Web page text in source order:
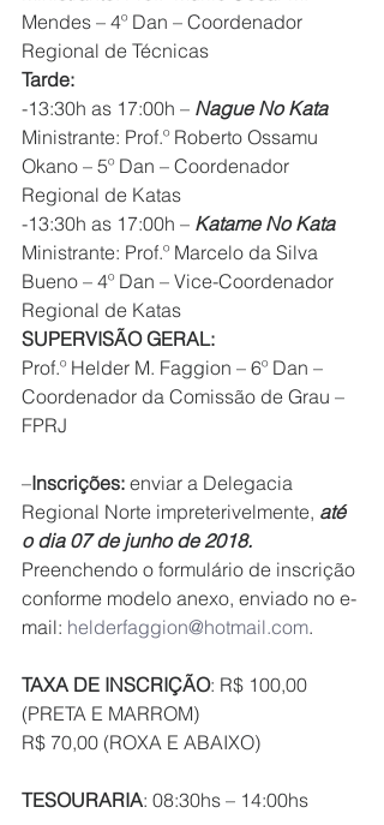
Mendes – 4º Dan – Coordenador
Regional de Técnicas
Tarde:
-13:30h as 17:00h – Nague No Kata
Ministrante: Prof.º Roberto Ossamu
Okano – 5º Dan – Coordenador
Regional de Katas
-13:30h as 17:00h – Katame No Kata
Ministrante: Prof.º Marcelo da Silva
Bueno – 4º Dan – Vice-Coordenador
Regional de Katas
SUPERVISÃO GERAL:
Prof.º Helder M. Faggion – 6º Dan –
Coordenador da Comissão de Grau –
FPRJ
–Inscrições: enviar a Delegacia
Regional Norte impreterivelmente, até
o dia 07 de junho de 2018.
Preenchendo o formulário de inscrição
conforme modelo anexo, enviado no e-
mail: helderfaggion@hotmail.com.
TAXA DE INSCRIÇÃO: R$ 100,00
(PRETA E MARROM)
R$ 70,00 (ROXA E ABAIXO)
TESOURARIA: 08:30hs – 14:00hs